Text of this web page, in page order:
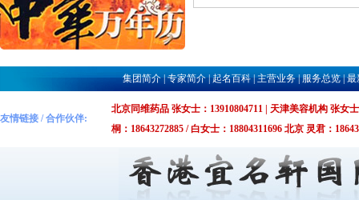
集团简介|专家简介|起名百科|主营业务|服务总览|最
友情链接 / 合作伙伴:
北京同维药品 张女士：13910804711 | 天津美容机构 张女
桐：18643272885 / 白女士：18804311696 北京 灵君：